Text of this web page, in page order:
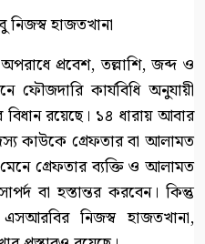
নিজস্ব হাজতখানা
প্রবেশ, তল্লাশি, জব্দ ও
ফৌজদারি কার্যবিধি অনুযায়ী
রয়েছে। ১৪ ধারায় আবার
কাউকে গ্রেফতার বা আলামত
গ্রেফতার ব্যক্তি ও আলামত
বা হস্তান্তর করবেন। কিন্তু
নিজস্ব হাজতখানা,